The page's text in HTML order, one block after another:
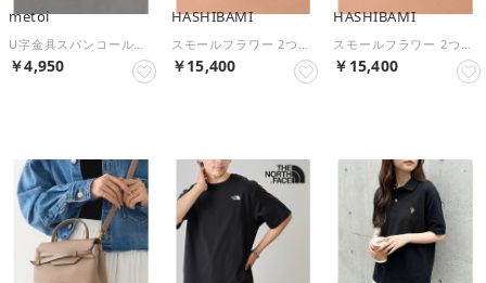
metoi
￥4,950
HASHIBAMI
￥15,400
HASHIBAMI
￥15,400